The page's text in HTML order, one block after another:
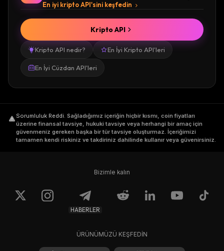
En iyi kripto API'sini keşfedin
Kripto API nedir? En İyi Kripto API'leri
En İyi Cüzdan API'leri
Kripto API
Sorumluluk Reddi. Sağladığımız içeriğin hiçbir kısmı, coin fiyatları
üzerine finansal tavsiye, hukuki tavsiye veya herhangi bir amaç için
güvenmeniz gereken başka bir tür tavsiye oluşturmaz. İçeriğimizi
tamamen kendi riskiniz ve takdiriniz dahilinde kullanır veya güvenirsiniz.
Bizimle kalın
HABERLER
ÜRÜNÜMÜZÜ KEŞFEDİN